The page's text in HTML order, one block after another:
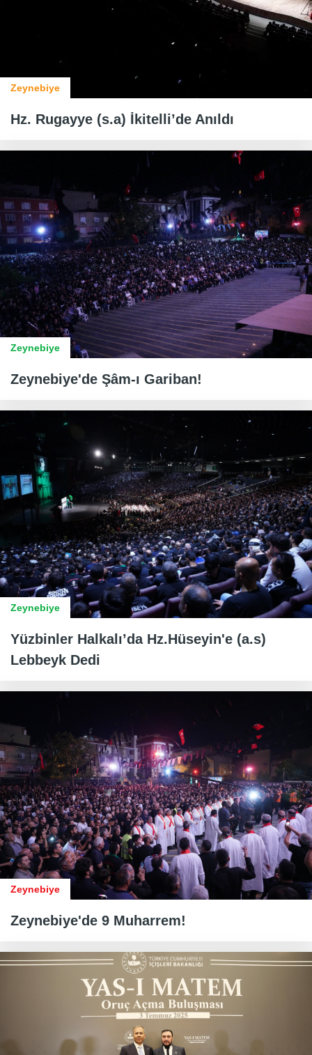
Zeynebiye
Hz. Rugayye (s.a) İkitelli’de Anıldı
Zeynebiye
Zeynebiye'de Şâm-ı Gariban!
Zeynebiye
Yüzbinler Halkalı’da Hz.Hüseyin'e (a.s)
Lebbeyk Dedi
Zeynebiye
Zeynebiye'de 9 Muharrem!